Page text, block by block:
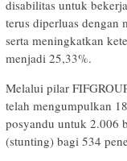
disabilitas untuk
terus diperluas dengan
serta meningkatkan
menjadi 25,33%.
Melalui pilar
telah mengumpulkan
posyandu untuk 2.006
(stunting) bagi 534